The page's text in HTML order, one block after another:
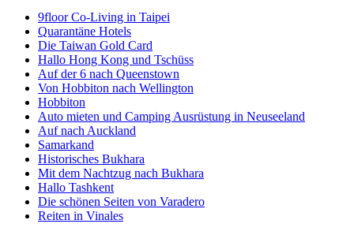
9floor Co-Living in Taipei
Quarantäne Hotels
Die Taiwan Gold Card
Hallo Hong Kong und Tschüss
Auf der 6 nach Queenstown
Von Hobbiton nach Wellington
Hobbiton
Auto mieten und Camping Ausrüstung in Neuseeland
Auf nach Auckland
Samarkand
Historisches Bukhara
Mit dem Nachtzug nach Bukhara
Hallo Tashkent
Die schönen Seiten von Varadero
Reiten in Vinales